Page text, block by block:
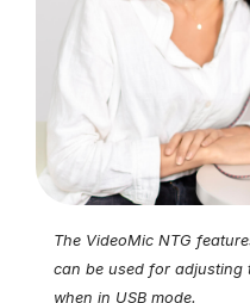
The VideoMic NTG
can be used for adjusting
when in USB mode.